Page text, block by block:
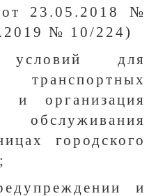
23.05.2018 №
№ 10/224)
для
транспортных
и организация
обслуживания
городского
и